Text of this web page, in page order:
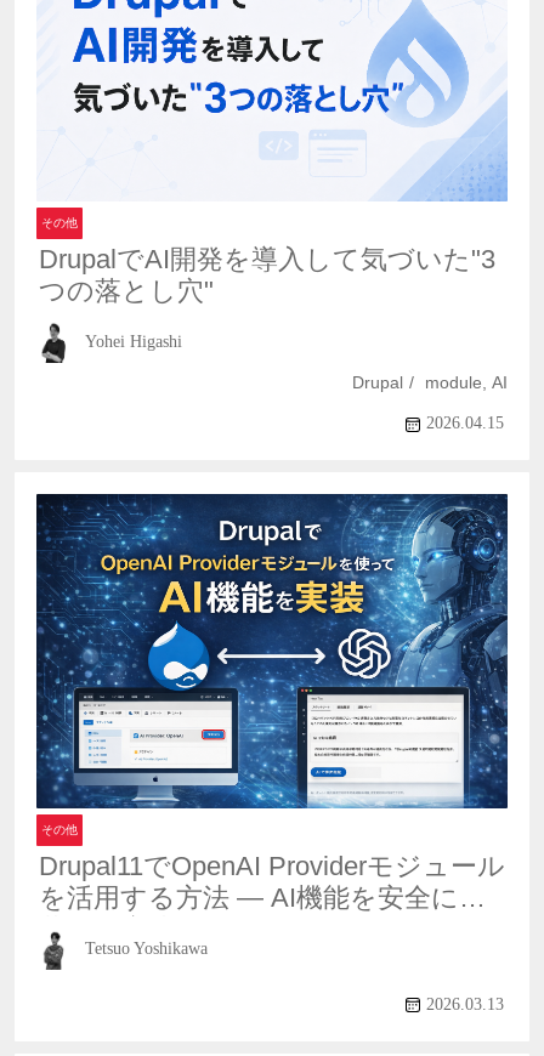
その他
DrupalでAI開発を導入して気づいた"3
つの落とし穴"
Yohei Higashi
Drupal module, AI
2026.04.15
その他
Drupal11でOpenAI Providerモジュール
を活用する方法 ― AI機能を安全に実
装する実践ガイド
Tetsuo Yoshikawa
2026.03.13